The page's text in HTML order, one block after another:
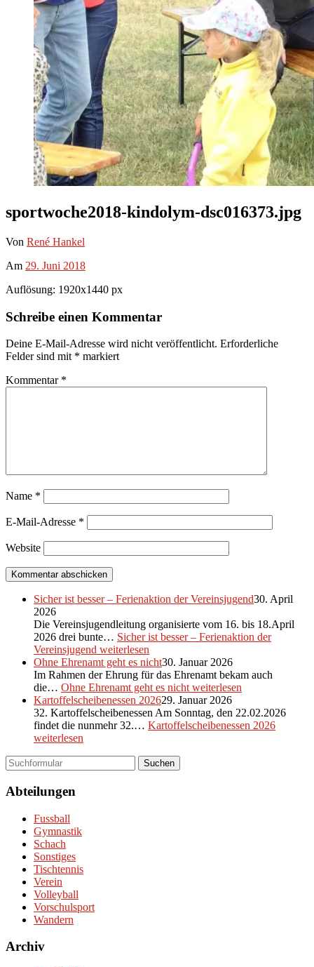
sportwoche2018-kindolym-dsc016373.jpg
Von René Hankel
Am 29. Juni 2018
Auflösung: 1920x1440 px
Schreibe einen Kommentar
Deine E-Mail-Adresse wird nicht veröffentlicht. Erforderliche
Felder sind mit * markiert
Kommentar *
Name *
E-Mail-Adresse *
Website
Sicher ist besser – Ferienaktion der Vereinsjugend30. April
2026
Die Vereinsjugendleitung organisierte vom 16. bis 18.April
2026 drei bunte… Sicher ist besser – Ferienaktion der
Vereinsjugend weiterlesen
Ohne Ehrenamt geht es nicht30. Januar 2026
Im Rahmen der Ehrung für das Ehrenamt bekam auch
die… Ohne Ehrenamt geht es nicht weiterlesen
Kartoffelscheibenessen 202629. Januar 2026
32. Kartoffelscheibenessen Am Sonntag, den 22.02.2026
findet die nunmehr 32.… Kartoffelscheibenessen 2026
weiterlesen
Suchen
Abteilungen
Fussball
Gymnastik
Schach
Sonstiges
Tischtennis
Verein
Volleyball
Vorschulsport
Wandern
Archiv